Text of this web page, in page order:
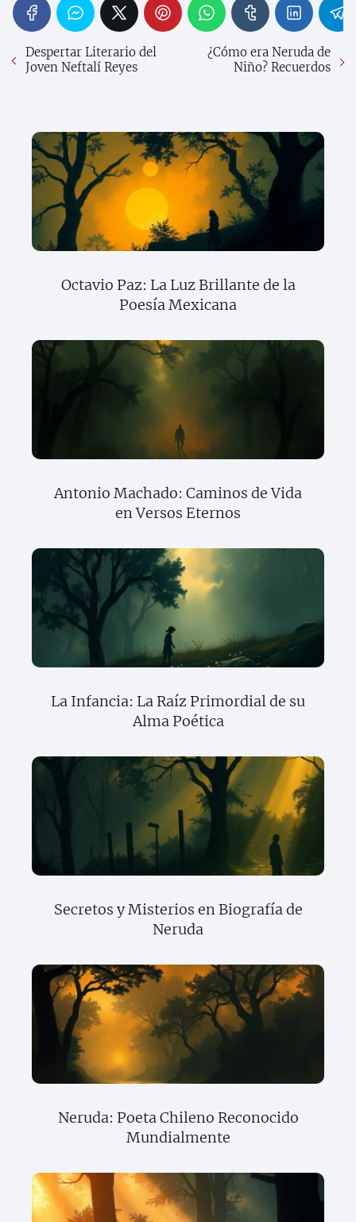
Despertar Literario del
Joven Neftalí Reyes
¿Cómo era Neruda de
Niño? Recuerdos
Octavio Paz: La Luz Brillante de la
Poesía Mexicana
Antonio Machado: Caminos de Vida
en Versos Eternos
La Infancia: La Raíz Primordial de su
Alma Poética
Secretos y Misterios en Biografía de
Neruda
Neruda: Poeta Chileno Reconocido
Mundialmente